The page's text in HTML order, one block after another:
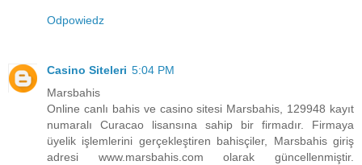
Odpowiedz
Casino Siteleri 5:04 PM
Marsbahis
Online canlı bahis ve casino sitesi Marsbahis, 129948 kayıt
numaralı Curacao lisansına sahip bir firmadır. Firmaya
üyelik işlemlerini gerçekleştiren bahisçiler, Marsbahis giriş
adresi www.marsbahis.com olarak güncellenmiştir.